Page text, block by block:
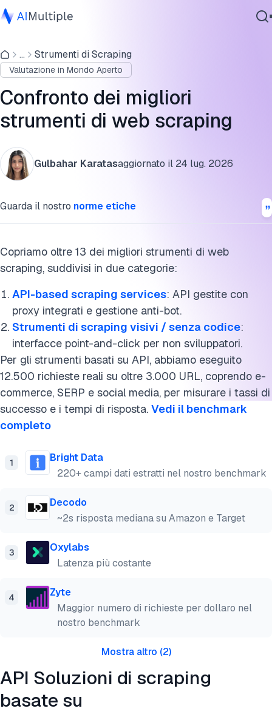
IA Agente
Sicurezza Informatica
Dati
Software Aziendale
Servizi
... Strumenti di Scraping
Valutazione in Mondo Aperto
Confronto dei migliori
strumenti di web scraping
Gulbahar Karatasaggiornato il 24 lug. 2026
Guarda il nostro norme etiche
Copriamo oltre 13 dei migliori strumenti di web
scraping, suddivisi in due categorie:
API-based scraping services: API gestite con
proxy integrati e gestione anti-bot.
Strumenti di scraping visivi / senza codice:
interfacce point-and-click per non sviluppatori.
Per gli strumenti basati su API, abbiamo eseguito
12.500 richieste reali su oltre 3.000 URL, coprendo e-
commerce, SERP e social media, per misurare i tassi di
successo e i tempi di risposta. Vedi il benchmark
completo
1
Bright Data
220+ campi dati estratti nel nostro benchmark
2
Decodo
~2s risposta mediana su Amazon e Target
3
Oxylabs
Latenza più costante
4
Zyte
Maggior numero di richieste per dollaro nel
nostro benchmark
Mostra altro (2)
API Soluzioni di scraping
basate su
Strumenti di scraping visivi senza codice
Cita questa ricerca